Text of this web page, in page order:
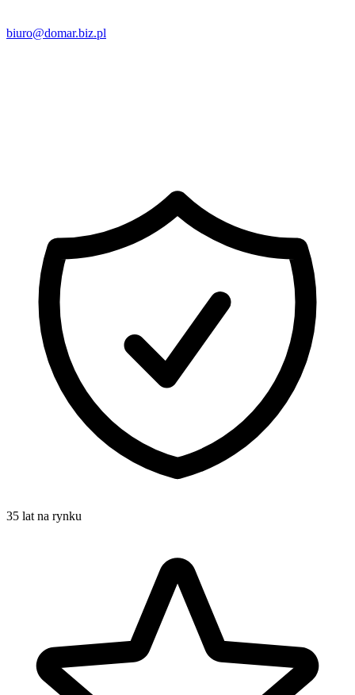
biuro@domar.biz.pl
35 lat na rynku